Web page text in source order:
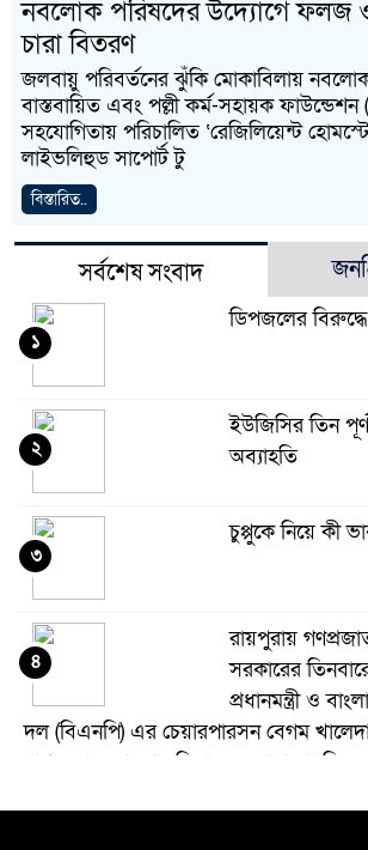
নবলোক পরিষদের উদ্যোগে ফলজ
চারা বিতরণ
জলবায়ু পরিবর্তনের ঝুঁকি মোকাবিলায়
বাস্তবায়িত এবং পল্লী কর্ম-সহায়ক
সহযোগিতায় পরিচালিত ‘রেজিলিয়েন্ট
লাইভলিহুড সাপোর্ট টু
বিস্তারিত..
সর্বশেষ সংবাদ
ডিপজলের বিরুদ্ধে
১
ইউজিসির তিন
অব্যাহতি
২
চুপ্পুকে নিয়ে কী
৩
রায়পুরায়
সরকারের
প্রধানমন্ত্রী ও
দল (বিএনপি) এর চেয়ারপারসন বেগম
মাগফেরাত কামনায় মিলাদ ও দোয়া মাহফিল
৪